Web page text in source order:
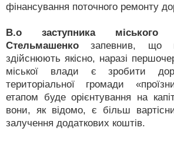
фінансування поточного ремонту
В.о заступника
Стельмашенко запевнив, що
здійснюють якісно, наразі
міської влади є зробити
територіальної громади
етапом буде орієнтування на
вони, як відомо, є більш
залучення додаткових коштів.